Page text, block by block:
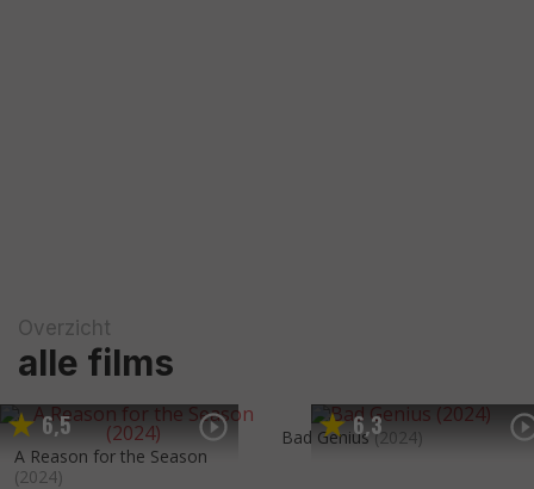
Overzicht
alle films
6,5
A Reason for the Season
(2024)
6,3
Bad Genius (2024)